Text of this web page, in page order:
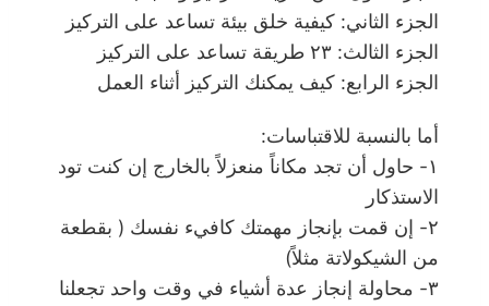
الجزء الثاني: كيفية خلق بيئة تساعد على التركيز
الجزء الثالث: ٢٣ طريقة تساعد على التركيز
الجزء الرابع: كيف يمكنك التركيز أثناء العمل
أما بالنسبة للاقتباسات:
١- حاول أن تجد مكاناً منعزلاً بالخارج إن كنت تود
الاستذكار
٢- إن قمت بإنجاز مهمتك كافيء نفسك ( بقطعة
من الشيكولاتة مثلاً)
٣- محاولة إنجاز عدة أشياء في وقت واحد تجعلنا